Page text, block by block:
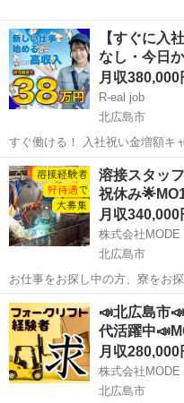
【すぐに入
なし・今日
月収380,000
R-eal job
北広島市
すぐ働ける！ 入社祝い金増額キ
https://ichimoji.com/mail/lp/sumikomi/ ・財布にお金ほぼな
まる場所がない ・スマホ止まっ
北海道 北広島市 工場
溶接スタッ
祝休み
月収340,000
株式会社MODE
北広島市
お仕事をお探し中の方、寮をお
フロー✅を入力してからお願いします。 💥お仕事内容💥
ディへの溶接をお任せします！ TIG、アークどちらもございます。
ト...
北海道 北広島市 その他
📣北広島市
代活躍中
月収280,000
株式会社MODE
北広島市